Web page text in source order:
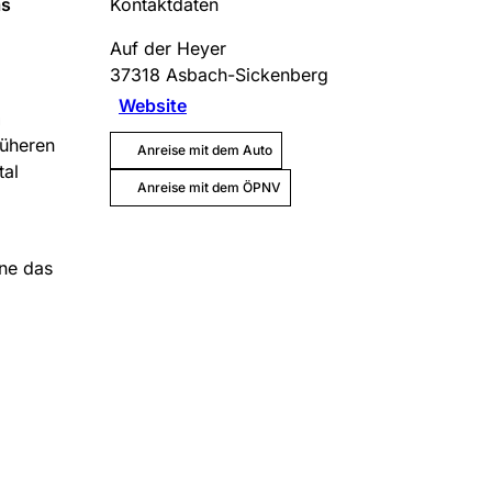
das
Auf der Heyer
37318 Asbach-Sickenberg
Website
Anreise mit dem Auto
Anreise mit dem ÖPNV